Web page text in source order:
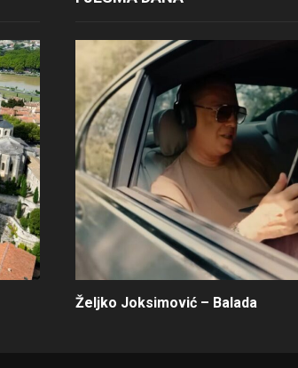
Željko Joksimović – Balada